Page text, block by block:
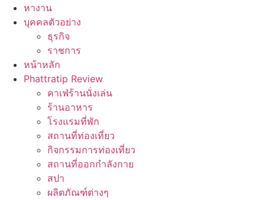
หางาน
บุคคลตัวอย่าง
ธุรกิจ
ราชการ
หน้าหลัก
Phattratip Review
คาเฟ่ร้านนั่งเล่น
ร้านอาหาร
โรงแรมที่พัก
สถานที่ท่องเที่ยว
กิจกรรมการท่องเที่ยว
สถานที่ออกกำลังกาย
สปา
ผลิตภัณฑ์ต่างๆ